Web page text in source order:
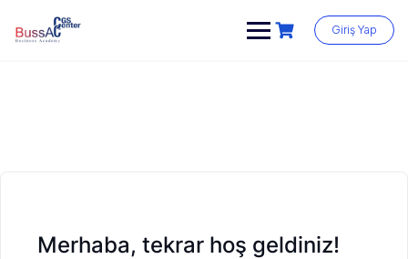
content
Giriş Yap
Merhaba, tekrar hoş geldiniz!